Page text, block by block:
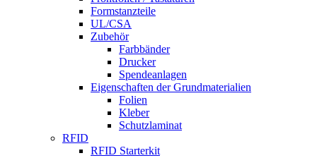
Formstanzteile
UL/CSA
Zubehör
Farbbänder
Drucker
Spendeanlagen
Eigenschaften der Grundmaterialien
Folien
Kleber
Schutzlaminat
RFID
RFID Starterkit